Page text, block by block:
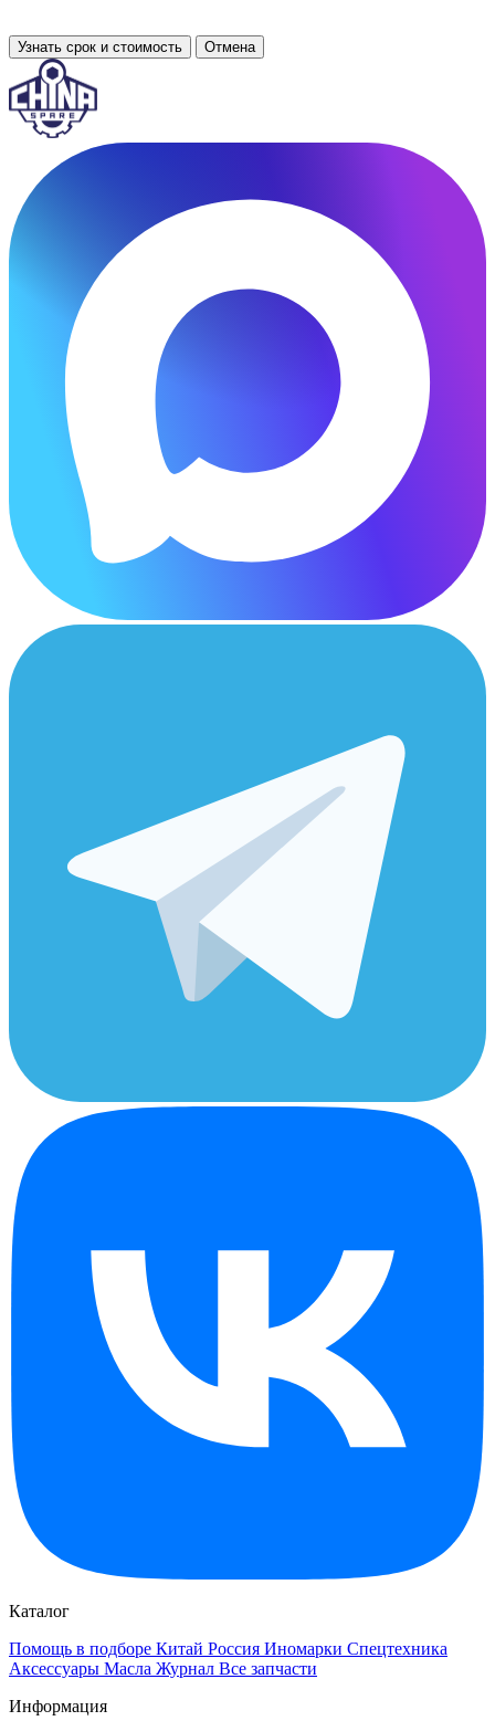
Узнать срок и стоимость Отмена
Каталог
Помощь в подборе Китай Россия Иномарки Спецтехника
Аксессуары Масла Журнал Все запчасти
Информация